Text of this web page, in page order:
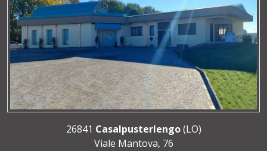
26841 Casalpusterlengo(LO)
Viale Mantova, 76